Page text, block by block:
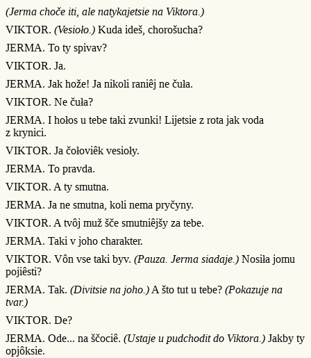
(Jerma choče iti, ale natykajetsie na Viktora.)
VIKTOR. (Vesioło.) Kuda ideš, chorošucha?
JERMA. To ty spivav?
VIKTOR. Ja.
JERMA. Jak hože! Ja nikoli raniêj ne čuła.
VIKTOR. Ne čuła?
JERMA. I hołos u tebe taki zvunki! Lijetsie z rota jak voda
z krynici.
VIKTOR. Ja čołoviêk vesioły.
JERMA. To pravda.
VIKTOR. A ty smutna.
JERMA. Ja ne smutna, koli nema pryčyny.
VIKTOR. A tvôj muž šče smutniêjšy za tebe.
JERMA. Taki v joho charakter.
VIKTOR. Vôn vse taki byv. (Pauza. Jerma siadaje.) Nosiła jomu
pojiêsti?
JERMA. Tak. (Divitsie na joho.) A što tut u tebe? (Pokazuje na
tvar.)
VIKTOR. De?
JERMA. Ode... na ščociê. (Ustaje u pudchodit do Viktora.) Jakby ty
opjôksie.